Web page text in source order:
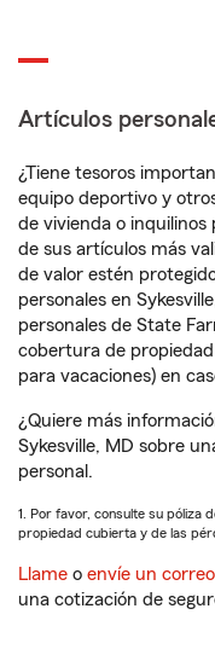
Artículos
¿Tiene tesoros
equipo deportivo y
de vivienda o
de sus artículos más
de valor estén
personales en
personales de State
cobertura de propiedad
para vacaciones) en
¿Quiere más
Sykesville, MD sobre
personal.
1. Por favor, consulte su póliza
propiedad cubierta y de las
Llame o envíe un
una cotización de